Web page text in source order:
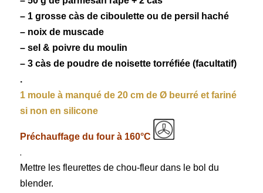
– 1 grosse càs de ciboulette ou de persil haché
– noix de muscade
– sel & poivre du moulin
– 3 càs de poudre de noisettetorréfiée (facultatif)
.
1 moule à manqué de 20 cm de Ø beurré et fariné
si non en silicone
Préchauffage du four à 160°C
.
Mettre les fleurettes de chou-fleur dans le bol du
blender.